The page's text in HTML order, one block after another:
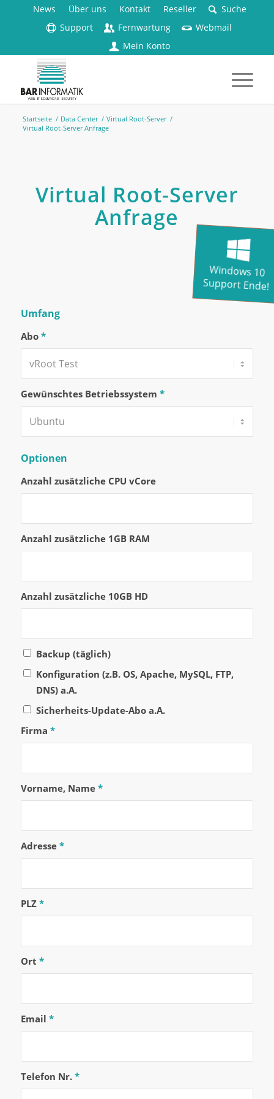
News Über uns Kontakt Reseller
Suche
Support
Fernwartung
Webmail
Mein Konto
Windows 10
Support Ende!
Startseite / Data Center / Virtual Root-Server /
Virtual Root-Server Anfrage
Virtual Root-Server
Anfrage
Umfang
Abo *
Gewünschtes Betriebssystem *
Optionen
Anzahl zusätzliche CPU vCore
Anzahl zusätzliche 1GB RAM
Anzahl zusätzliche 10GB HD
Backup (täglich)
Konfiguration (z.B. OS, Apache, MySQL, FTP,
DNS) a.A.
Sicherheits-Update-Abo a.A.
Firma *
Vorname, Name *
Adresse *
PLZ *
Ort *
Email *
Telefon Nr. *